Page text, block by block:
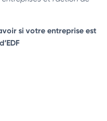
si votre entreprise est